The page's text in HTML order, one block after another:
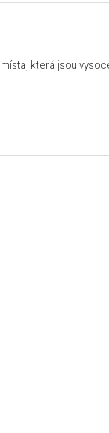
místa, která jsou